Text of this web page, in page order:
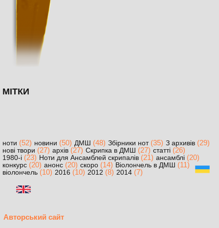
МІТКИ
ноти (52) новини (50) ДМШ (48) Збірники нот(35) З архивів (29)
нові твори (27) архів (27) Скрипка в ДМШ (27) статті (26)
1980-і (23) Ноти для Ансамблей скрипалів (21) ансамблі (20)
конкурс (20) анонс (20) скоро (14) Віолончель в ДМШ (11)
віолончель (10) 2016 (10) 2012 (8) 2014 (7)
Авторський сайт